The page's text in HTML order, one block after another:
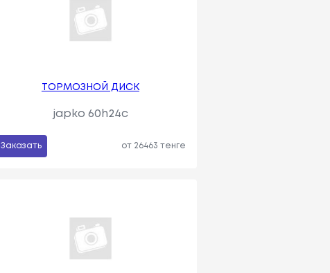
ТОРМОЗНОЙ ДИСК
japko 60h24c
Заказать от 26463 тенге